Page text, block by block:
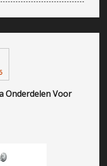
Onderdelen Voor